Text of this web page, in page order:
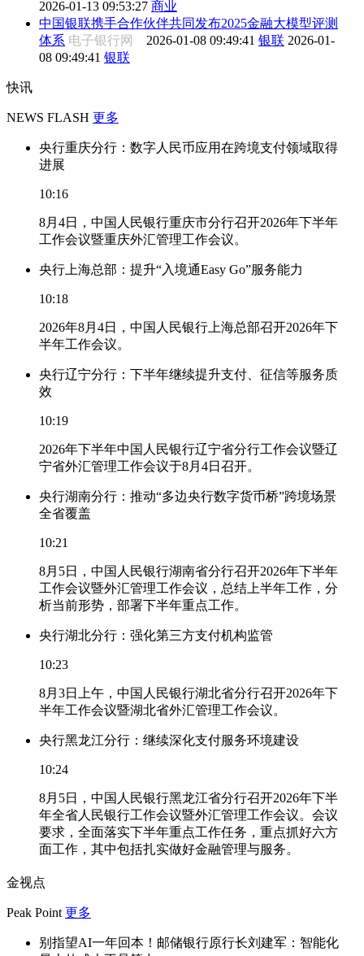
2026-01-13 09:53:27 商业
中国银联携手合作伙伴共同发布2025金融大模型评测
体系 电子银行网 2026-01-08 09:49:41 银联 2026-01-
08 09:49:41 银联
快讯
NEWS FLASH 更多
央行重庆分行：数字人民币应用在跨境支付领域取得
进展
10:16
8月4日，中国人民银行重庆市分行召开2026年下半年
工作会议暨重庆外汇管理工作会议。
央行上海总部：提升“入境通Easy Go”服务能力
10:18
2026年8月4日，中国人民银行上海总部召开2026年下
半年工作会议。
央行辽宁分行：下半年继续提升支付、征信等服务质
效
10:19
2026年下半年中国人民银行辽宁省分行工作会议暨辽
宁省外汇管理工作会议于8月4日召开。
央行湖南分行：推动“多边央行数字货币桥”跨境场景
全省覆盖
10:21
8月5日，中国人民银行湖南省分行召开2026年下半年
工作会议暨外汇管理工作会议，总结上半年工作，分
析当前形势，部署下半年重点工作。
央行湖北分行：强化第三方支付机构监管
10:23
8月3日上午，中国人民银行湖北省分行召开2026年下
半年工作会议暨湖北省外汇管理工作会议。
央行黑龙江分行：继续深化支付服务环境建设
10:24
8月5日，中国人民银行黑龙江省分行召开2026年下半
年全省人民银行工作会议暨外汇管理工作会议。会议
要求，全面落实下半年重点工作任务，重点抓好六方
面工作，其中包括扎实做好金融管理与服务。
金视点
Peak Point 更多
别指望AI一年回本！邮储银行原行长刘建军：智能化